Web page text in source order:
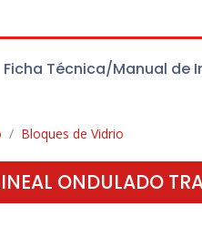
Ficha Técnica/Manual de
Bloques de Vidrio
ONDULADO